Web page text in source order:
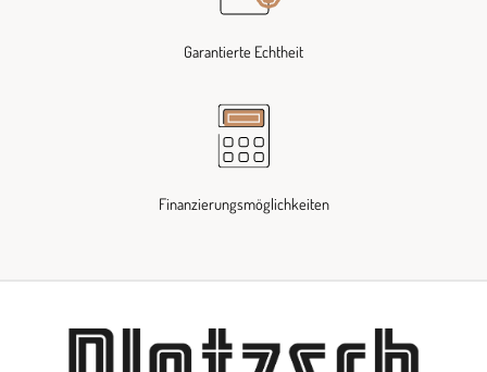
Garantierte Echtheit
Finanzierungsmöglichkeiten